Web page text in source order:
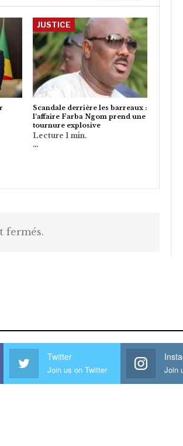
JUSTICE
Scandale derrière les barreaux :
l’affaire Farba Ngom prend une
tournure explosive
…
fermés.
Twitter
Join us on Twitter